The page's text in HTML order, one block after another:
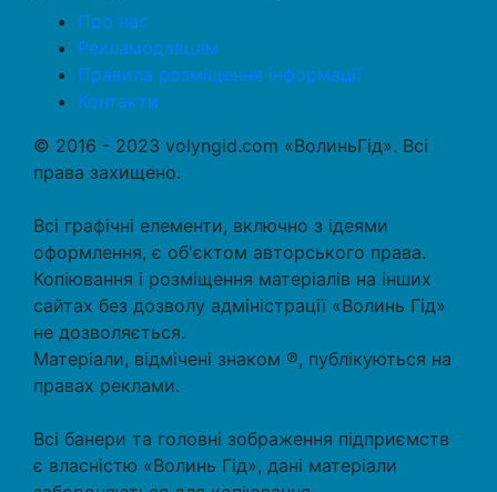
Про нас
Рекламодавцям
Правила розміщення інформації
Контакти
© 2016 - 2023 volyngid.com «ВолиньГід». Всі
права захищено.
Всі графічні елементи, включно з ідеями
оформлення, є об'єктом авторського права.
Копіювання і розміщення матеріалів на інших
сайтах без дозволу адміністрації «Волинь Гід»
не дозволяється.
Матеріали, відмічені знаком ℗, публікуються на
правах реклами.
Всі банери та головні зображення підприємств
є власністю «Волинь Гід», дані матеріали